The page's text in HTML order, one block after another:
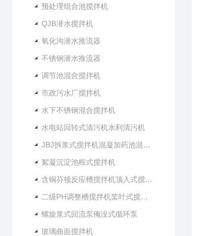
预处理组合池搅拌机
QJB潜水搅拌机
氧化沟潜水推流器
不锈钢潜水推流器
调节池混合搅拌机
市政污水厂搅拌机
水下不锈钢混合搅拌机
水电站回转式清污机水利清污机
JBJ拆浆式搅拌机混凝加药池混合型搅拌器
絮凝沉淀池框式搅拌机
含铜芬顿反应槽搅拌机顶入式搅拌器
二级PH调整槽搅拌机桨叶式搅拌器
螺旋浆式回流泵俺没式循环泵
玻璃曲面搅拌机